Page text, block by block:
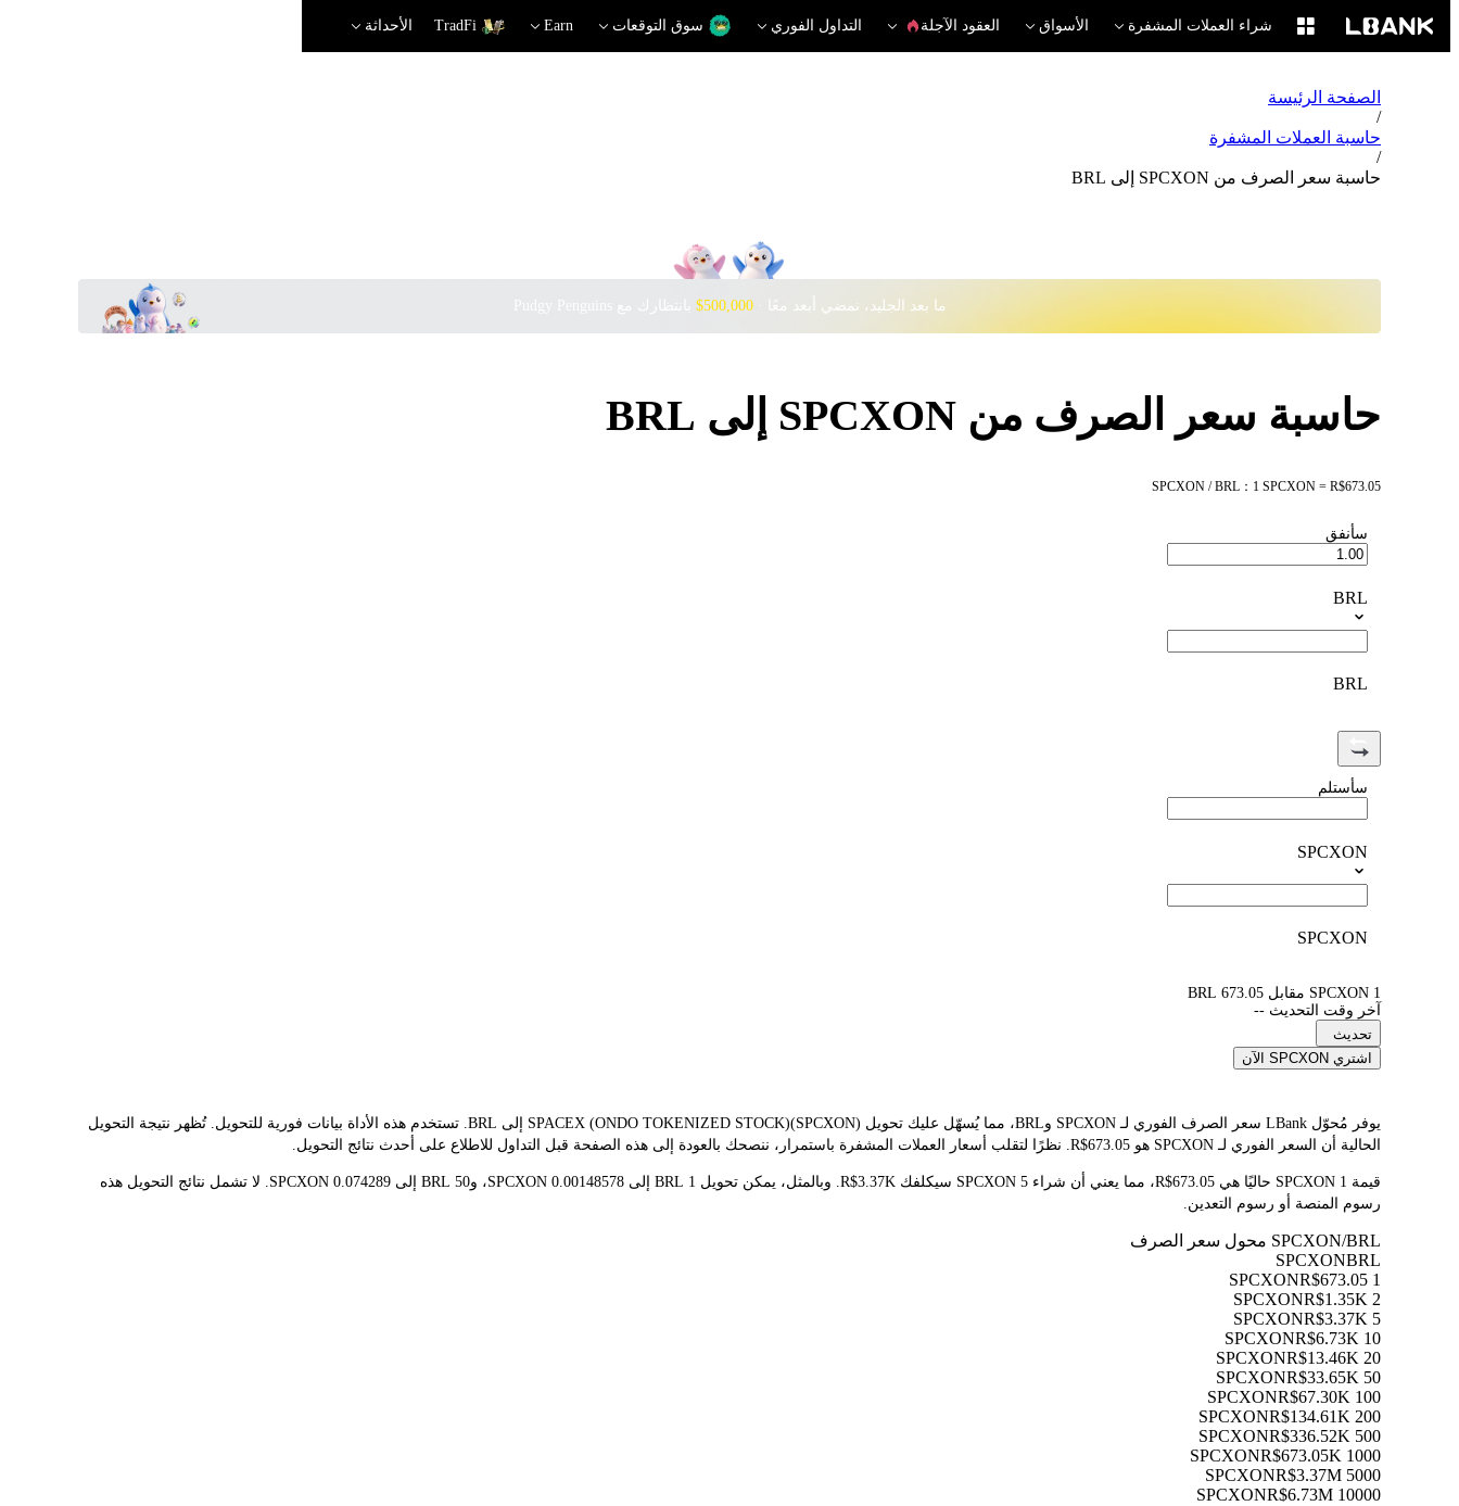
شراء العملات المشفرة الأسواق العقود الآجلة التداول الفوري سوق التوقعات Earn
TradFi الأحداثة
الصفحة الرئيسة
/
حاسبة العملات المشفرة
/
حاسبة سعر الصرف من SPCXON إلى BRL
ما بعد الجليد، نمضي أبعد معًا · ‎$500,000 بانتظارك مع Pudgy Penguins
حاسبة سعر الصرف من SPCXON إلى BRL
SPCXON / BRL：1 SPCXON = R$673.05
سأنفق
BRL
BRL
سأستلم
SPCXON
SPCXON
1 SPCXON مقابل 673.05 BRL
آخر وقت التحديث --
تحديث
اشتري SPCXON الآن
يوفر مُحوّل LBank سعر الصرف الفوري لـ SPCXON وBRL، مما يُسهّل عليك تحويل SPACEX (ONDO TOKENIZED STOCK)(SPCXON) إلى BRL. تستخدم هذه الأداة بيانات فورية للتحويل. تُظهر نتيجة التحويل
الحالية أن السعر الفوري لـ SPCXON هو R$673.05. نظرًا لتقلب أسعار العملات المشفرة باستمرار، ننصحك بالعودة إلى هذه الصفحة قبل التداول للاطلاع على أحدث نتائج التحويل.
قيمة 1 SPCXON حاليًا هي R$673.05، مما يعني أن شراء 5 SPCXON سيكلفك R$3.37K. وبالمثل، يمكن تحويل 1 BRL إلى 0.00148578 SPCXON، و50 BRL إلى 0.074289 SPCXON. لا تشمل نتائج التحويل هذه
رسوم المنصة أو رسوم التعدين.
SPCXON/BRL محول سعر الصرف
SPCXONBRL
1 SPCXON
R$673.05
2 SPCXON
R$1.35K
5 SPCXON
R$3.37K
10 SPCXON
R$6.73K
20 SPCXON
R$13.46K
50 SPCXON
R$33.65K
100 SPCXON
R$67.30K
200 SPCXON
R$134.61K
500 SPCXON
R$336.52K
1000 SPCXON
R$673.05K
5000 SPCXON
R$3.37M
10000 SPCXON
R$6.73M